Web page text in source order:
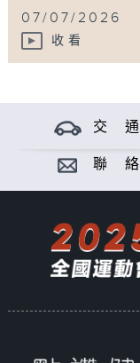
07/07/2026
收看
交 通
聯 絡